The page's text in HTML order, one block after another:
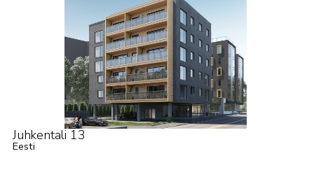
Juhkentali 13
Eesti